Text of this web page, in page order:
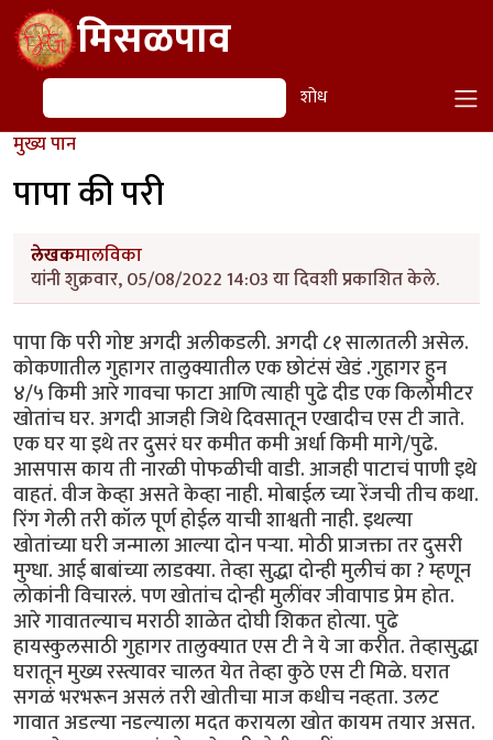
Skip to main contentमिसळपाव
शोध शोध
मुख्य पान
पापा की परी
लेखकमालविका
यांनी शुक्रवार, 05/08/2022 14:03 या दिवशी प्रकाशित केले.
पापा कि परी गोष्ट अगदी अलीकडली. अगदी ८१ सालातली असेल.
कोकणातील गुहागर तालुक्यातील एक छोटंसं खेडं .गुहागर हुन
४/५ किमी आरे गावचा फाटा आणि त्याही पुढे दीड एक किलोमीटर
खोतांच घर. अगदी आजही जिथे दिवसातून एखादीच एस टी जाते.
एक घर या इथे तर दुसरं घर कमीत कमी अर्धा किमी मागे/पुढे.
आसपास काय ती नारळी पोफळीची वाडी. आजही पाटाचं पाणी इथे
वाहतं. वीज केव्हा असते केव्हा नाही. मोबाईल च्या रेंजची तीच कथा.
रिंग गेली तरी कॉल पूर्ण होईल याची शाश्वती नाही. इथल्या
खोतांच्या घरी जन्माला आल्या दोन पऱ्या. मोठी प्राजक्ता तर दुसरी
मुग्धा. आई बाबांच्या लाडक्या. तेव्हा सुद्धा दोन्ही मुलीचं का ? म्हणून
लोकांनी विचारलं. पण खोतांच दोन्ही मुलींवर जीवापाड प्रेम होत.
आरे गावातल्याच मराठी शाळेत दोघी शिकत होत्या. पुढे
हायस्कुलसाठी गुहागर तालुक्यात एस टी ने ये जा करीत. तेव्हासुद्धा
घरातून मुख्य रस्त्यावर चालत येत तेव्हा कुठे एस टी मिळे. घरात
सगळं भरभरून असलं तरी खोतीचा माज कधीच नव्हता. उलट
गावात अडल्या नडल्याला मदत करायला खोत कायम तयार असत.